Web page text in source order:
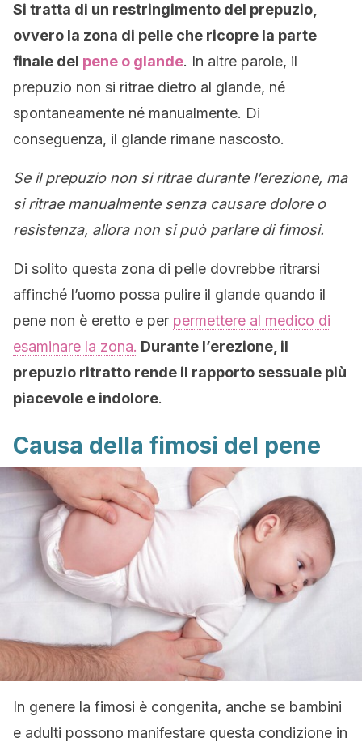
Si tratta di un restringimento del prepuzio,
ovvero la zona di pelle che ricopre la parte
finale del pene o glande. In altre parole, il
prepuzio non si ritrae dietro al glande, né
spontaneamente né manualmente. Di
conseguenza, il glande rimane nascosto.
Se il prepuzio non si ritrae durante l’erezione, ma
si ritrae manualmente senza causare dolore o
resistenza, allora non si può parlare di fimosi.
Di solito questa zona di pelle dovrebbe ritrarsi
affinché l’uomo possa pulire il glande quando il
pene non è eretto e per permettere al medico di
esaminare la zona. Durante l’erezione, il
prepuzio ritratto rende il rapporto sessuale più
piacevole e indolore.
Causa della fimosi del pene
In genere la fimosi è congenita, anche se bambini
e adulti possono manifestare questa condizione in